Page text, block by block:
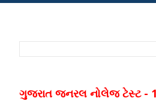
ગુજરાત જનરલ નોલેજ ટેસ્ટ -